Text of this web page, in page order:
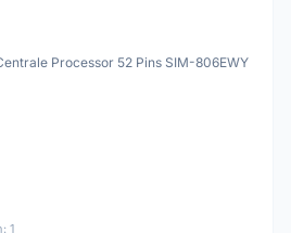
Processor 52 Pins SIM-806EWY
1